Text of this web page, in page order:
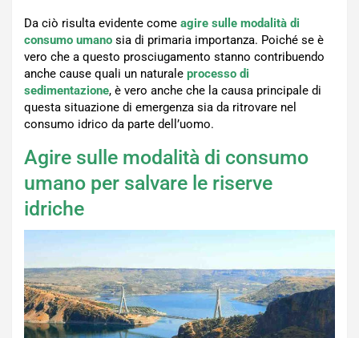
Da ciò risulta evidente come agire sulle modalità di
consumo umano sia di primaria importanza. Poiché se è
vero che a questo prosciugamento stanno contribuendo
anche cause quali un naturale processo di
sedimentazione, è vero anche che la causa principale di
questa situazione di emergenza sia da ritrovare nel
consumo idrico da parte dell’uomo.
Agire sulle modalità di consumo
umano per salvare le riserve
idriche